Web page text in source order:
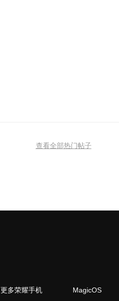
查看全部热门帖子
更多荣耀手机 MagicOS